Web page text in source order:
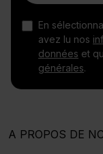
En
avez lu nos
données et
générales.
A PROPOS DE